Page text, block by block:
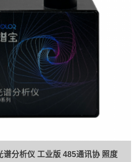
分析仪 工业版 485通讯协 照度